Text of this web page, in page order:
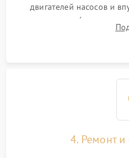
двигателей насосов и
прессостата (датчика
концевика дверцы и
4. Ремонт и